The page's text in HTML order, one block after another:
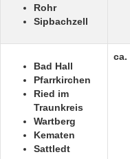
Rohr
Sipbachzell
Bad Hall
Pfarrkirchen
Ried im
Traunkreis
Wartberg
Kematen
Sattledt
ca.